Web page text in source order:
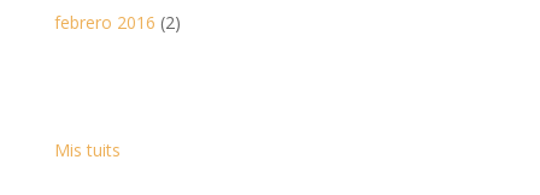
febrero 2016 (2)
Mis tuits